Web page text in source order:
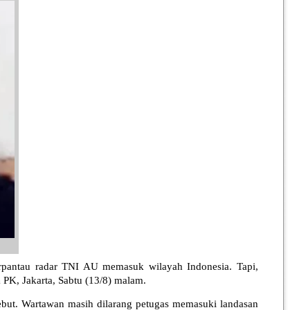
radar TNI AU memasuk wilayah Indonesia. Tapi,
Jakarta, Sabtu (13/8) malam.
Wartawan masih dilarang petugas memasuki landasan